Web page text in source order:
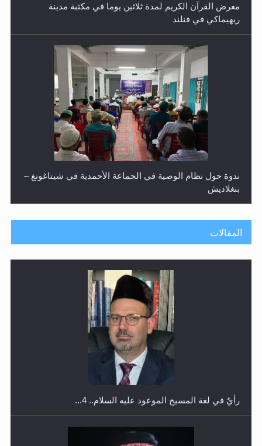
معرض القرآن الكريم لمدة ثلاثين يوما في مكتبة مدينة
ريهيماكي في فنلند
ندوة حول نظام الوصية في الجماعة الأحمدية في شيتاغونغ –
بنغلاديش
اليوم الوطني الرياضي لمجلس أنصار الله في هولندا
المقالات
رأيٌ في لغة المسيح الموعود عليه السلام.. 4...